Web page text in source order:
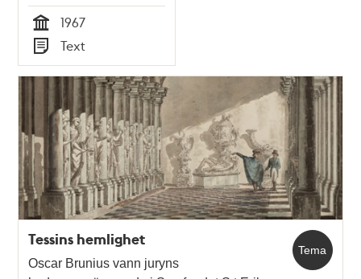
Tid
1967
Typ
Text
Tema
Tessins hemlighet
Oscar Brunius vann juryns